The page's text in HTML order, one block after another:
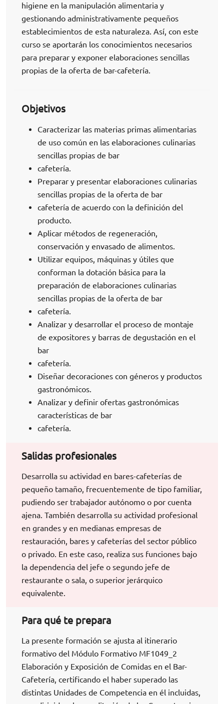
higiene en la manipulación alimentaria y
gestionando administrativamente pequeños
establecimientos de esta naturaleza. Así, con este
curso se aportarán los conocimientos necesarios
para preparar y exponer elaboraciones sencillas
propias de la oferta de bar-cafetería.
Objetivos
Caracterizar las materias primas alimentarias
de uso común en las elaboraciones culinarias
sencillas propias de bar
cafetería.
Preparar y presentar elaboraciones culinarias
sencillas propias de la oferta de bar
cafetería de acuerdo con la definición del
producto.
Aplicar métodos de regeneración,
conservación y envasado de alimentos.
Utilizar equipos, máquinas y útiles que
conforman la dotación básica para la
preparación de elaboraciones culinarias
sencillas propias de la oferta de bar
cafetería.
Analizar y desarrollar el proceso de montaje
de expositores y barras de degustación en el
bar
cafetería.
Diseñar decoraciones con géneros y productos
gastronómicos.
Analizar y definir ofertas gastronómicas
características de bar
cafetería.
Salidas profesionales
Desarrolla su actividad en bares-cafeterías de
pequeño tamaño, frecuentemente de tipo familiar,
pudiendo ser trabajador autónomo o por cuenta
ajena. También desarrolla su actividad profesional
en grandes y en medianas empresas de
restauración, bares y cafeterías del sector público
o privado. En este caso, realiza sus funciones bajo
la dependencia del jefe o segundo jefe de
restaurante o sala, o superior jerárquico
equivalente.
Para qué te prepara
La presente formación se ajusta al itinerario
formativo del Módulo Formativo MF1049_2
Elaboración y Exposición de Comidas en el Bar-
Cafetería, certificando el haber superado las
distintas Unidades de Competencia en él incluidas,